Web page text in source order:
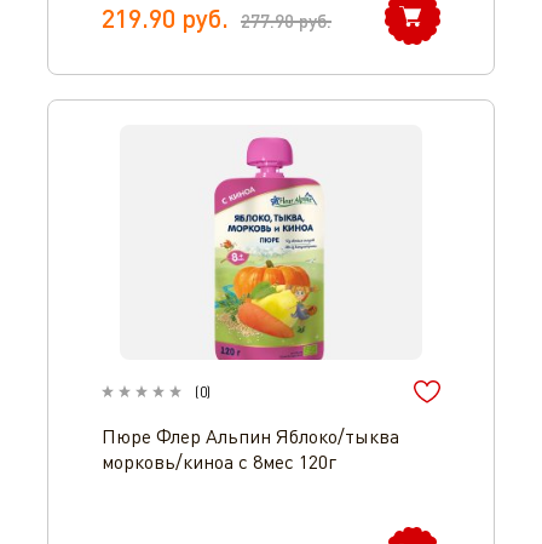
219.90 руб. 277.90руб.
(0)
Пюре Флер Альпин Яблоко/тыква
морковь/киноа c 8мес 120г